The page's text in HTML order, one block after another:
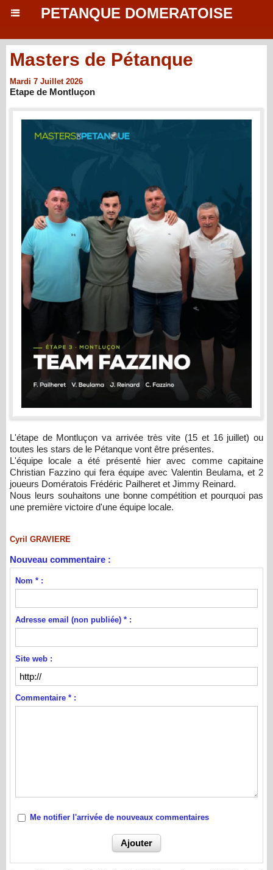
PETANQUE DOMERATOISE
Masters de Pétanque
Mardi 7 Juillet 2026
Etape de Montluçon
L'étape de Montluçon va arrivée très vite (15 et 16 juillet) ou
toutes les stars de le Pétanque vont être présentes.
L'équipe locale a été présenté hier avec comme capitaine
Christian Fazzino qui fera équipe avec Valentin Beulama, et 2
joueurs Domératois Frédéric Pailheret et Jimmy Reinard.
Nous leurs souhaitons une bonne compétition et pourquoi pas
une première victoire d'une équipe locale.
Cyril GRAVIERE
Nouveau commentaire :
Nom * :
Adresse email (non publiée) * :
Site web :
Commentaire * :
Me notifier l'arrivée de nouveaux commentaires